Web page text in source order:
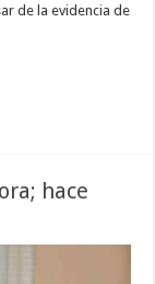
de la evidencia de
hace